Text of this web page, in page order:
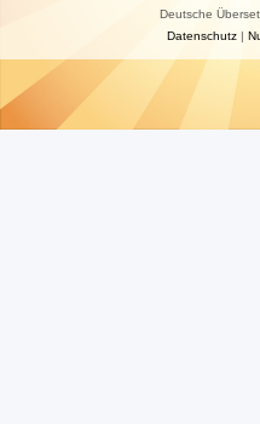
Deutsche
Datenschutz|